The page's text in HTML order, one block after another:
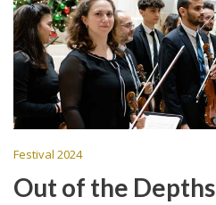
Festival 2024
Out of the Depths